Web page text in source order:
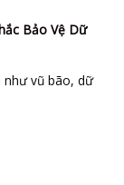
Bảo Vệ Dữ
như vũ bão, dữ